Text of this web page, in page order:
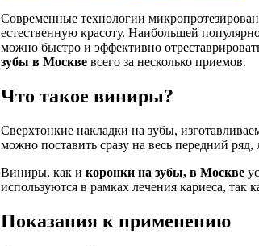
Современные технологии
естественную красоту. Наибольшей
можно быстро и эффективно
зубы в Москве всего за несколько приемов.
Что такое виниры?
Сверхтонкие накладки на зубы,
можно поставить сразу на весь передний
Виниры, как и коронки на зубы, в Москве
используются в рамках лечения кариеса, так
Показания к применению